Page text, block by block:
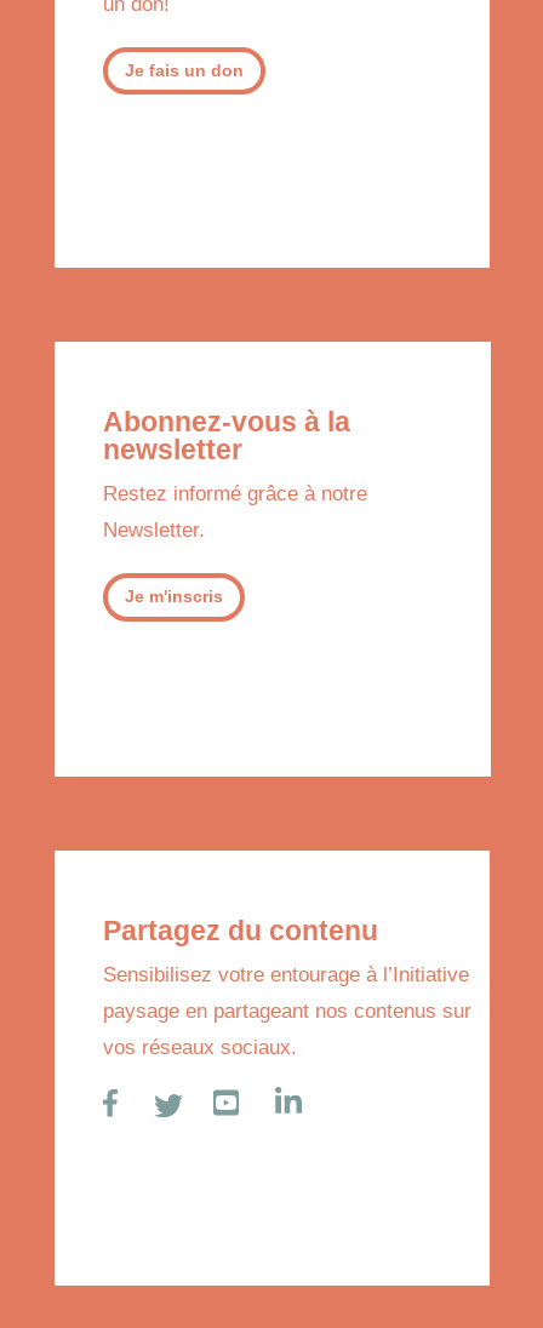
Je fais un don
Abonnez-vous à la
newsletter
Restez informé grâce à notre
Newsletter.
Je m'inscris
Partagez du contenu
Sensibilisez votre entourage à l’Initiative
paysage en partageant nos contenus sur
vos réseaux sociaux.